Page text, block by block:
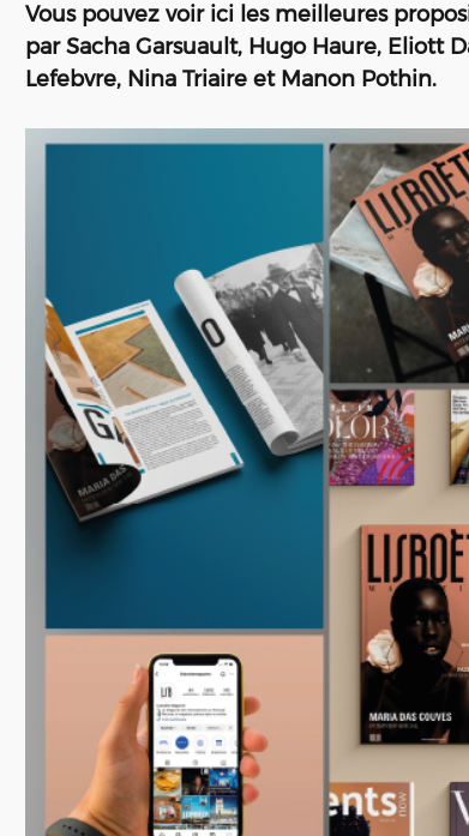
Vous pouvez voir ici les meilleures
par Sacha Garsuault, Hugo Haure, Eliott
Lefebvre, Nina Triaire et Manon Pothin.